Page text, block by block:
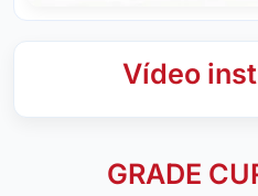
Vídeo
GRADE